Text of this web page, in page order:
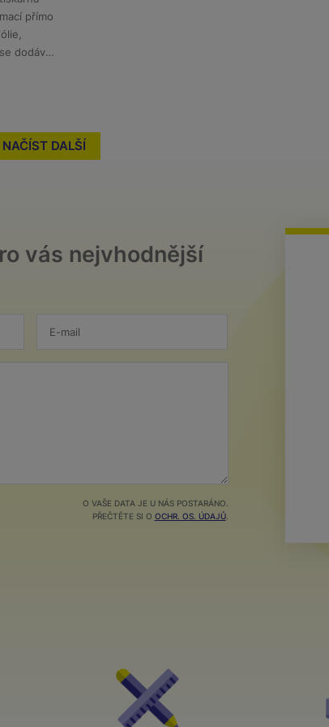
přímo
dodává
NAČÍST DALŠÍ
vás nejvhodnější
E-mail
O VAŠE DATA JE U NÁS POSTARÁNO.
PŘEČTĚTE SI O OCHR. OS. ÚDAJŮ.